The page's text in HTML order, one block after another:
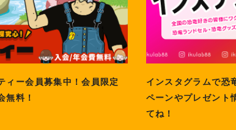
ィー会員募集中！会員限定
無料！
インスタグラムで恐
ペーンやプレゼント
てね！